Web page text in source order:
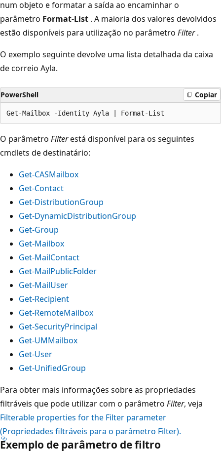
num objeto e formatar a saída ao encaminhar o
parâmetro Format-List . A maioria dos valores devolvidos
estão disponíveis para utilização no parâmetro Filter.
O exemplo seguinte devolve uma lista detalhada da caixa
de correio Ayla.
PowerShell Copiar
O parâmetro Filterestá disponível para os seguintes
cmdlets de destinatário:
Get-CASMailbox
Get-Contact
Get-DistributionGroup
Get-DynamicDistributionGroup
Get-Group
Get-Mailbox
Get-MailContact
Get-MailPublicFolder
Get-MailUser
Get-Recipient
Get-RemoteMailbox
Get-SecurityPrincipal
Get-UMMailbox
Get-User
Get-UnifiedGroup
Para obter mais informações sobre as propriedades
filtráveis que pode utilizar com o parâmetro Filter, veja
Filterable properties for the Filter parameter
(Propriedades filtráveis para o parâmetro Filter).
Exemplo de parâmetro de filtro